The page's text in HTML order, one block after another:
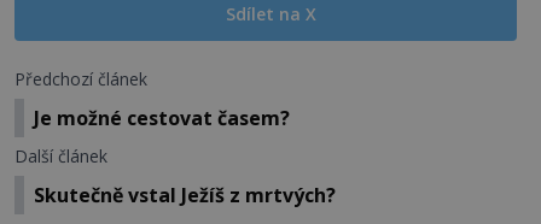
Sdílet na X
Předchozí článek
Je možné cestovat časem?
Další článek
Skutečně vstal Ježíš z mrtvých?